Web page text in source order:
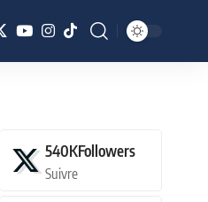
540KFollowers
Suivre